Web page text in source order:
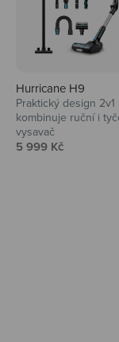
Hurricane H9
Praktický design 2v1
kombinuje ruční i
vysavač
Prodejní cena
5 999 Kč
Audio
Niceboy
do noty.